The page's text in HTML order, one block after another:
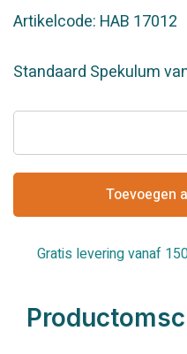
Artikelcode: HAB 17012
Standaard Spekulum
met
slang
aantal
Toevoegen
Gratis levering vanaf